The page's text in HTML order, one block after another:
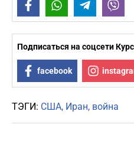
FacebookWhatsAppTelegram
Подписаться на соцсети
facebook
ТЭГИ: США Иран война